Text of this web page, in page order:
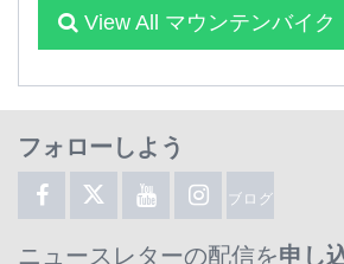
View All マウンテンバイク
フォローしよう
ブログ
ニュースレターの配信を申し